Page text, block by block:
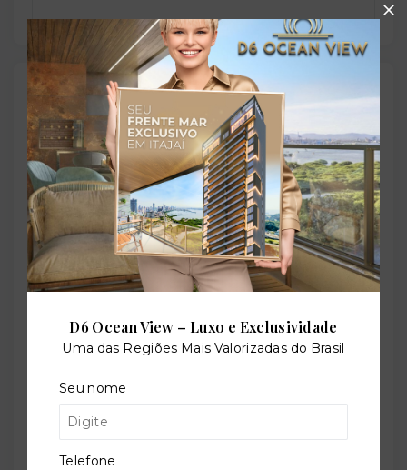
Outras Informações
Referência:
O-76456-120159
Perfil:
Residencial
Em construção
D6 Ocean View – Luxo e Exclusividade
Uma das Regiões Mais Valorizadas do Brasil
Seu nome
Telefone